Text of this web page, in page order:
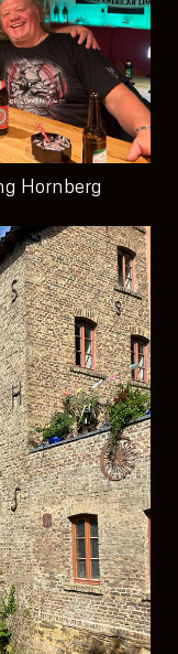
Hornberg